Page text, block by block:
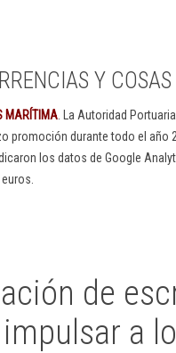
Y COSAS
MARÍTIMA . La Autoridad
promoción durante todo el año
los datos de Google
de
a